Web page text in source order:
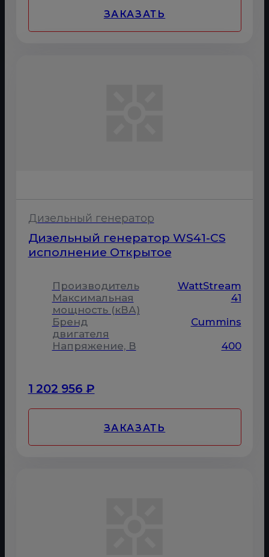
ЗАКАЗАТЬ
Дизельный генератор
Дизельный генератор WS41-CS
исполнение Открытое
Производитель
WattStream
Максимальная
мощность (кВА)
41
Бренд
двигателя
Cummins
Напряжение, В
400
1 202 956 ₽
ЗАКАЗАТЬ